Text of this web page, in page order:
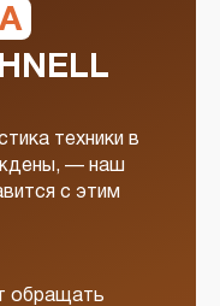
техники в
— наш
с этим
обращать